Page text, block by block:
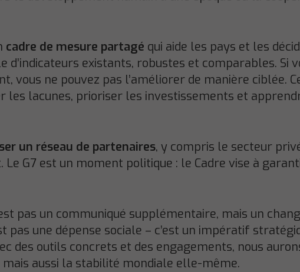
cadre de mesure partagé qui aide les pays et les
existants, robustes et comparables. Si
vous ne pouvez pas l’améliorer de manière ciblée.
les lacunes, prioriser les investissements et
un réseau de partenaires, y compris le secteur
G7 est un moment politique : le Cadre vise à
pas un communiqué supplémentaire, mais un
une dépense sociale – c’est un impératif
des outils concrets et des engagements, nous
aussi la stabilité mondiale elle-même.